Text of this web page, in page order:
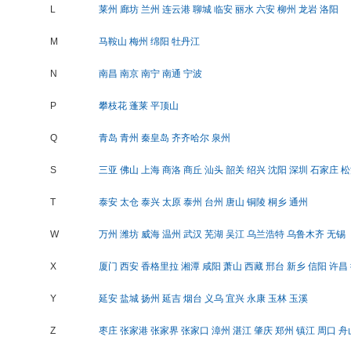
L 莱州 廊坊 兰州 连云港 聊城 临安 丽水 六安 柳州 龙岩 洛阳
M 马鞍山 梅州 绵阳 牡丹江
N 南昌 南京 南宁 南通 宁波
P 攀枝花 蓬莱 平顶山
Q 青岛 青州 秦皇岛 齐齐哈尔 泉州
S 三亚 佛山 上海 商洛 商丘 汕头 韶关 绍兴 沈阳 深圳 石家庄
T 泰安 太仓 泰兴 太原 泰州 台州 唐山 铜陵 桐乡 通州
W 万州 潍坊 威海 温州 武汉 芜湖 吴江 乌兰浩特 乌鲁木齐 无锡
X 厦门 西安 香格里拉 湘潭 咸阳 萧山 西藏 邢台 新乡 信阳 许昌
Y 延安 盐城 扬州 延吉 烟台 义乌 宜兴 永康 玉林 玉溪
Z 枣庄 张家港 张家界 张家口 漳州 湛江 肇庆 郑州 镇江 周口 舟